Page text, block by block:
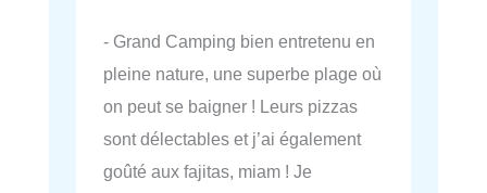
- Grand Camping bien entretenu en
pleine nature, une superbe plage où
on peut se baigner ! Leurs pizzas
sont délectables et j’ai également
goûté aux fajitas, miam ! Je